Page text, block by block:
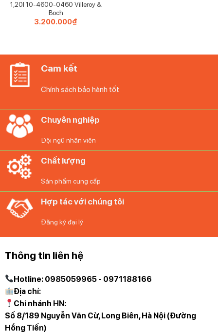
1,20l 10-4600-0460 Villeroy &
Boch
3.200.000₫
Cam kết
Chính sách bảo hành tốt
Chuyên nghiệp
Đội ngũ nhân viên
Chất lượng
Sản phẩm cung cấp
Hợp tác với chúng tôi
Đăng ký đại lý
Thông tin liên hệ
Hotline: 0985059965 - 0971188166
Địa chỉ:
Chi nhánh HN:
Số 8/189 Nguyễn Văn Cừ, Long Biên, Hà Nội (Đường
Hồng Tiến)